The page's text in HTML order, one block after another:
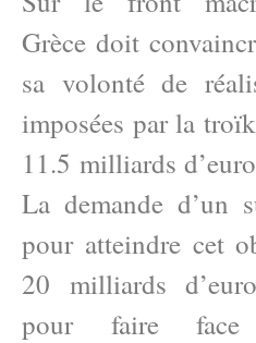
Grèce doit
sa volonté de
imposées par la
11.5 milliards
La demande d’un
pour atteindre cet
20 milliards
pour faire face